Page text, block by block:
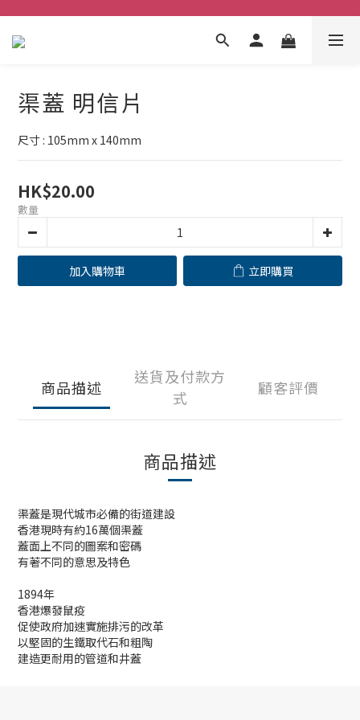
渠蓋 明信片
尺寸 : 105mm x 140mm
HK$20.00
數量
加入購物車 立即購買
商品描述
送貨及付款方
式
顧客評價
商品描述
渠蓋是現代城市必備的街道建設
香港現時有約16萬個渠蓋
蓋面上不同的圖案和密碼
有著不同的意思及特色
1894年
香港爆發鼠疫
促使政府加速實施排污的改革
以堅固的生鐵取代石和粗陶
建造更耐用的管道和井蓋